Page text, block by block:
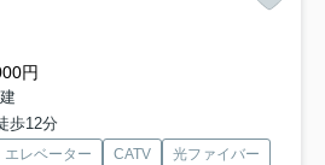
円
歩12分
エレベーター CATV
光ファイバー